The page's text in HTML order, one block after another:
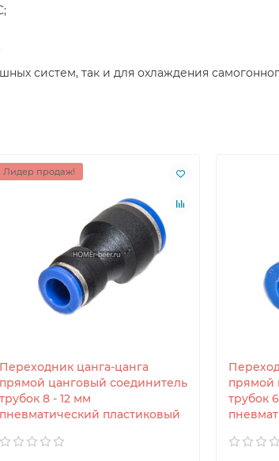
систем, так и для охлаждения
Лидер продаж!
Переходник цанга-цанга
прямой цанговый соединитель
трубок 8 - 12 мм
пневматический пластиковый
прямой
трубок